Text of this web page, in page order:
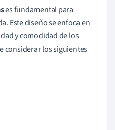
es fundamental para
Este diseño se enfoca en
y comodidad de los
considerar los siguientes